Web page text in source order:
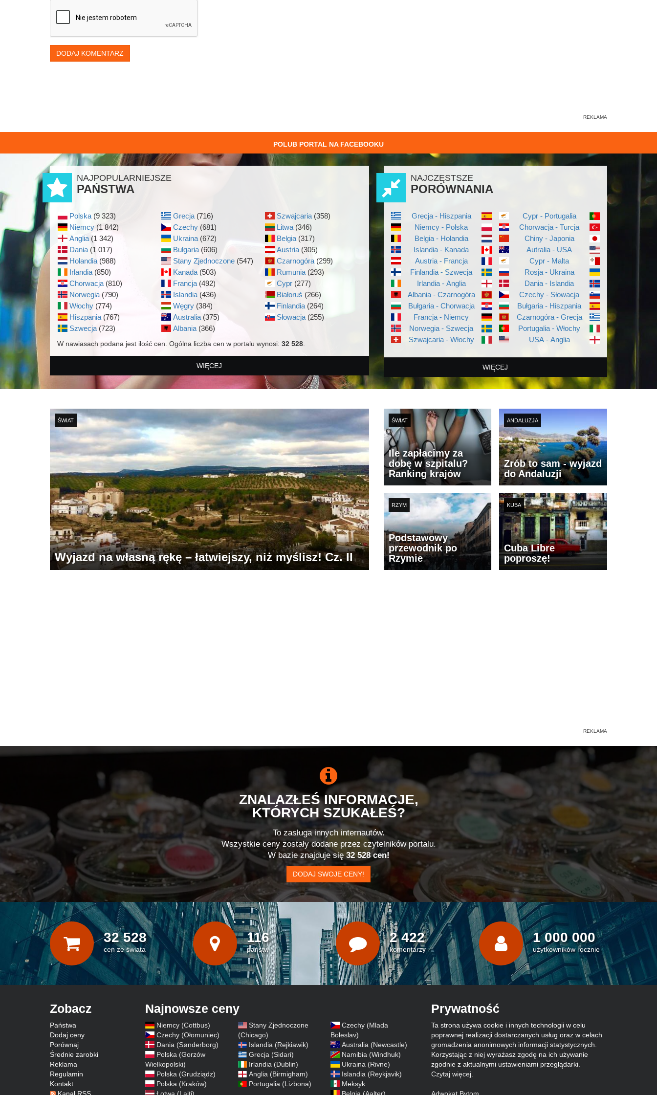
DODAJ KOMENTARZ
POLUB PORTAL NA FACEBOOKU
NAJPOPULARNIEJSZE
PAŃSTWA
Polska (9 323)
Niemcy (1 842)
Anglia (1 342)
Dania (1 017)
Holandia (988)
Irlandia (850)
Chorwacja (810)
Norwegia (790)
Włochy (774)
Hiszpania (767)
Szwecja (723)
Grecja (716)
Czechy (681)
Ukraina (672)
Bułgaria (606)
Stany Zjednoczone (547)
Kanada (503)
Francja (492)
Islandia (436)
Węgry (384)
Australia (375)
Albania (366)
Szwajcaria (358)
Litwa (346)
Belgia (317)
Austria (305)
Czarnogóra (299)
Rumunia (293)
Cypr (277)
Białoruś (266)
Finlandia (264)
Słowacja (255)
W nawiasach podana jest ilość cen. Ogólna liczba cen w portalu wynosi: 32 528
WIĘCEJ
NAJCZĘSTSZE
PORÓWNANIA
Grecja - Hiszpania
Niemcy - Polska
Belgia - Holandia
Islandia - Kanada
Austria - Francja
Finlandia - Szwecja
Irlandia - Anglia
Albania - Czarnogóra
Bułgaria - Chorwacja
Francja - Niemcy
Norwegia - Szwecja
Szwajcaria - Włochy
Cypr - Portugalia
Chorwacja - Turcja
Chiny - Japonia
Autralia - USA
Cypr - Malta
Rosja - Ukraina
Dania - Islandia
Czechy - Słowacja
Bułgaria - Hiszpania
Czarnogóra - Grecja
Portugalia - Włochy
USA - Anglia
WIĘCEJ
ŚWIAT
Wyjazd na własną rękę – łatwiejszy, niż myślisz! Cz. II
ŚWIAT
Ile zapłacimy za
dobę w szpitalu?
Ranking krajów
ANDALUZJA
Zrób to sam - wyjazd
do Andaluzji
RZYM
Podstawowy
przewodnik po
Rzymie
KUBA
Cuba Libre
poproszę!
ZNALAZŁEŚ INFORMACJE,
KTÓRYCH SZUKAŁEŚ?
To zasługa innych internautów.
Wszystkie ceny zostały dodane przez czytelników portalu.
W bazie znajduje się32 528 cen!
DODAJ SWOJE CENY!
32 528
cen ze świata
116
państw
2 422
komentarzy
1 000 000
użytkowników rocznie
Zobacz
Państwa
Dodaj ceny
Porównaj
Średnie zarobki
Reklama
Regulamin
Kontakt
Najnowsze ceny
Niemcy (Cottbus)
Czechy (Ołomuniec)
Dania (Sønderborg)
Polska (Gorzów
Wielkopolski)
Polska (Grudziądz)
Polska (Kraków)
Stany Zjednoczone
(Chicago)
Islandia (Rejkiawik)
Grecja (Sidari)
Irlandia (Dublin)
Anglia (Birmigham)
Portugalia (Lizbona)
Czechy (Mlada
Boleslav)
Australia (Newcastle)
Namibia (Windhuk)
Ukraina (Rivne)
Islandia (Reykjavik)
Meksyk
Prywatność
Ta strona używa cookie i innych technologii w celu
poprawnej realizacji dostarczanych usług oraz w celach
gromadzenia anonimowych informacji statystycznych.
Korzystając z niej wyrażasz zgodę na ich używanie
zgodnie z aktualnymi ustawieniami przeglądarki.
Czytaj więcej